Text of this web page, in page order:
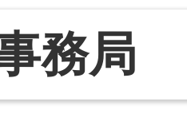
務局